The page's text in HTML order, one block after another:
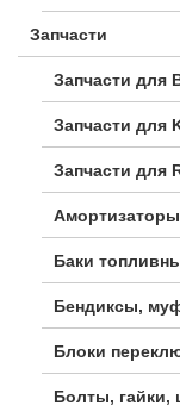
Запчасти
Запчасти для
Запчасти для
Запчасти для
Амортизаторы
Баки
Бендиксы,
Блоки
Болты, гайки,